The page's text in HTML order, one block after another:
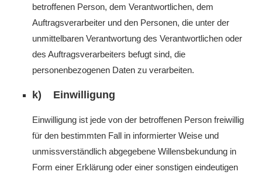
betroffenen Person, dem Verantwortlichen, dem
Auftragsverarbeiter und den Personen, die unter der
unmittelbaren Verantwortung des Verantwortlichen oder
des Auftragsverarbeiters befugt sind, die
personenbezogenen Daten zu verarbeiten.
k) Einwilligung
Einwilligung ist jede von der betroffenen Person freiwillig
für den bestimmten Fall in informierter Weise und
unmissverständlich abgegebene Willensbekundung in
Form einer Erklärung oder einer sonstigen eindeutigen